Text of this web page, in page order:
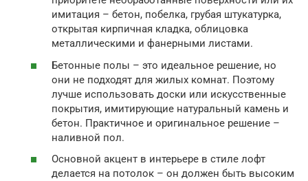
имитация – бетон, побелка, грубая штукатурка,
открытая кирпичная кладка, облицовка
металлическими и фанерными листами.
Бетонные полы – это идеальное решение, но
они не подходят для жилых комнат. Поэтому
лучше использовать доски или искусственные
покрытия, имитирующие натуральный камень и
бетон. Практичное и оригинальное решение –
наливной пол.
Основной акцент в интерьере в стиле лофт
делается на потолок – он должен быть высоким